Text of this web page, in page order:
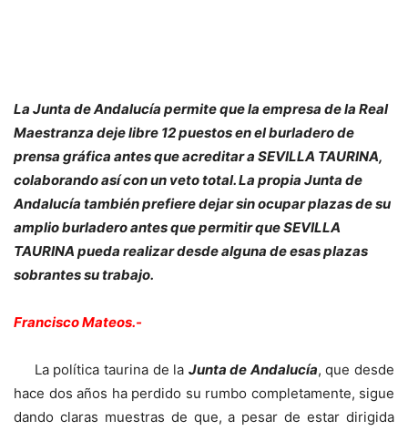
La Junta de Andalucía permite que la empresa de la Real
Maestranza deje libre 12 puestos en el burladero de
prensa gráfica antes que acreditar a SEVILLA TAURINA,
colaborando así con un veto total. La propia Junta de
Andalucía también prefiere dejar sin ocupar plazas de su
amplio burladero antes que permitir que SEVILLA
TAURINA pueda realizar desde alguna de esas plazas
sobrantes su trabajo.
Francisco Mateos.-
La política taurina de la Junta de Andalucía, que desde
hace dos años ha perdido su rumbo completamente, sigue
dando claras muestras de que, a pesar de estar dirigida